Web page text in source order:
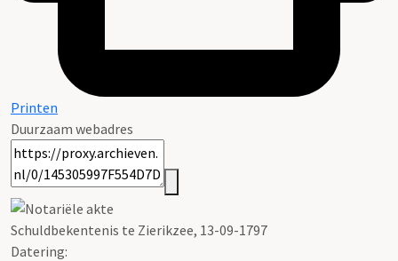
Printen
Duurzaam webadres
Schuldbekentenis te Zierikzee, 13-09-1797
Datering: